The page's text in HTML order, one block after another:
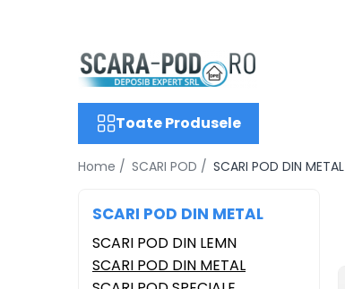
Toate Produsele
Scari metal
Scari antifoc
Accesorii Scari
Toate Produsele
Home / SCARI POD / SCARI POD DIN METAL
SCARI POD DIN METAL
SCARI POD DIN LEMN
SCARI POD DIN METAL